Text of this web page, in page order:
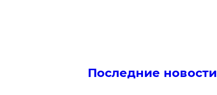
Последние новости